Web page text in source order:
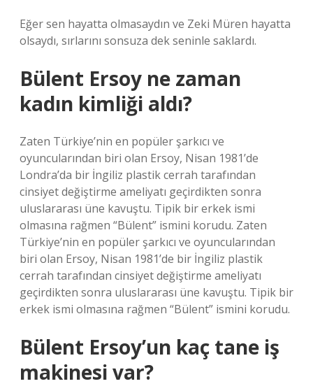
Eğer sen hayatta olmasaydın ve Zeki Müren hayatta
olsaydı, sırlarını sonsuza dek seninle saklardı.
Bülent Ersoy ne zaman
kadın kimliği aldı?
Zaten Türkiye’nin en popüler şarkıcı ve
oyuncularından biri olan Ersoy, Nisan 1981’de
Londra’da bir İngiliz plastik cerrah tarafından
cinsiyet değiştirme ameliyatı geçirdikten sonra
uluslararası üne kavuştu. Tipik bir erkek ismi
olmasına rağmen “Bülent” ismini korudu. Zaten
Türkiye’nin en popüler şarkıcı ve oyuncularından
biri olan Ersoy, Nisan 1981’de bir İngiliz plastik
cerrah tarafından cinsiyet değiştirme ameliyatı
geçirdikten sonra uluslararası üne kavuştu. Tipik bir
erkek ismi olmasına rağmen “Bülent” ismini korudu.
Bülent Ersoy’un kaç tane iş
makinesi var?